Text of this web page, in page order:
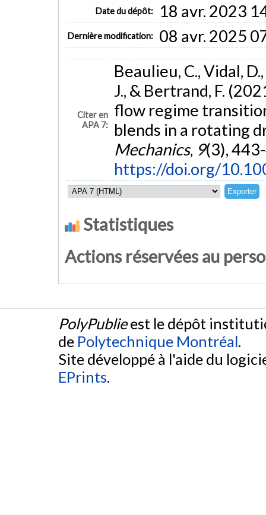
Date du dépôt: 18 avr. 2023
Dernière modification: 08 avr. 2025
Citer en
APA 7:
Beaulieu, C., Vidal,
J., & Bertrand, F.
flow regime
blends in a rotating
Mechanics, 9(3),
https://doi.org/
Statistiques
Actions réservées au
PolyPublieest le dépôt
de Polytechnique Montréal.
Site développé à l'aide du
EPrints.